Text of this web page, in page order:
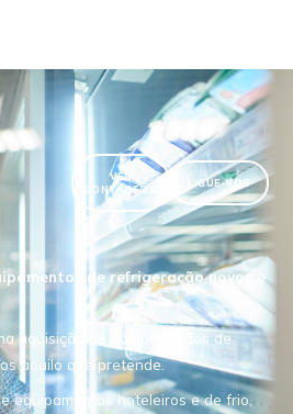
VER
CONTACTOS
LIGUE-NOS
de refrigeração novos e
aquisição de equipamentos de
aquilo que pretende.
equipamentos hoteleiros e de frio,